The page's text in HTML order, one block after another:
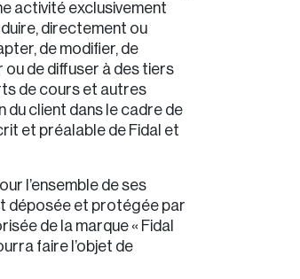
activité exclusivement
directement ou
de modifier, de
de diffuser à des tiers
de cours et autres
du client dans le cadre de
et préalable de Fidal et
l’ensemble de ses
déposée et protégée par
de la marque « Fidal
faire l’objet de